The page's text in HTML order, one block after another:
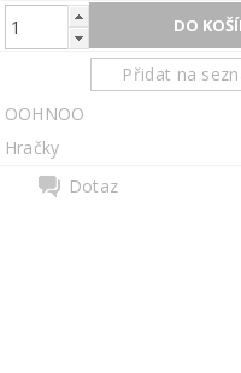
Přidat na
OOHNOO
Hračky
Dotaz